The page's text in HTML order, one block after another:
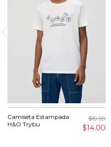
Camiseta Estampada
H&O Trybu
$19.99
$14.00